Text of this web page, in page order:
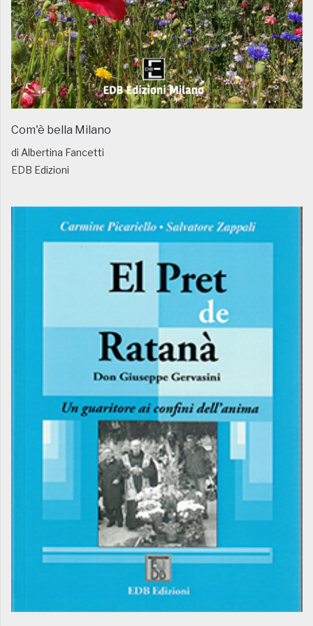
Com'è bella Milano
di Albertina Fancetti
EDB Edizioni